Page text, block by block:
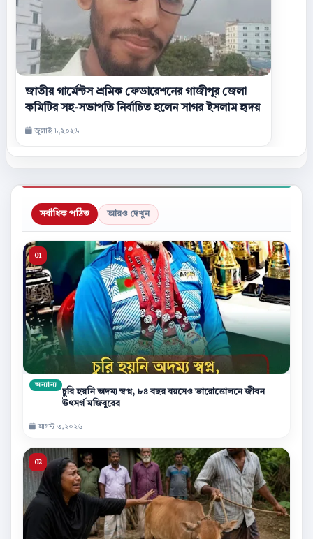
জাতীয় গার্মেন্টস শ্রমিক ফেডারেশনের গাজীপুর জেলা
কমিটির সহ-সভাপতি নির্বাচিত হলেন সাগর ইসলাম হৃদয়
জুলাই ৮,২০২৬
সর্বাধিক পঠিত আরও দেখুন
অন্যান্য
চুরি হয়নি অদম্য স্বপ্ন, ৮৪ বছর বয়সেও ভারোত্তোলনে জীবন
উৎসর্গ মজিবুরের
আগস্ট ৩,২০২৬